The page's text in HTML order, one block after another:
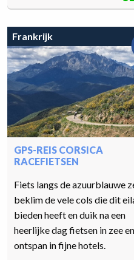
Frankrijk
GPS-REIS CORSICA
RACEFIETSEN
Fiets langs de azuurblauwe
beklim de vele cols die dit
bieden heeft en duik na een
heerlijke dag fietsen in zee en
ontspan in fijne hotels.